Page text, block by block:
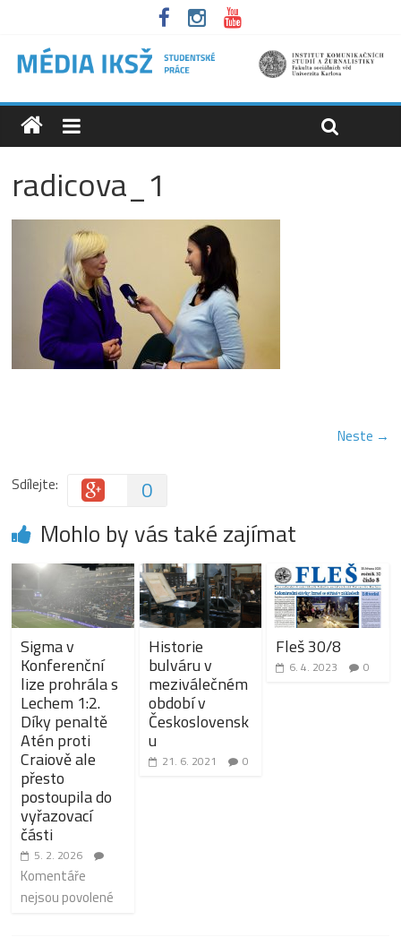
radicova_1
Neste →
Sdílejte: 0
Mohlo by vás také zajímat
Sigma v
Konferenční
lize prohrála s
Lechem 1:2.
Díky penaltě
Atén proti
Craiově ale
přesto
postoupila do
vyřazovací
části
5. 2. 2026
Komentáře
nejsou povolené
Historie
bulváru v
meziválečném
období v
Československ
u
21. 6. 2021 0
Fleš 30/8
6. 4. 2023 0